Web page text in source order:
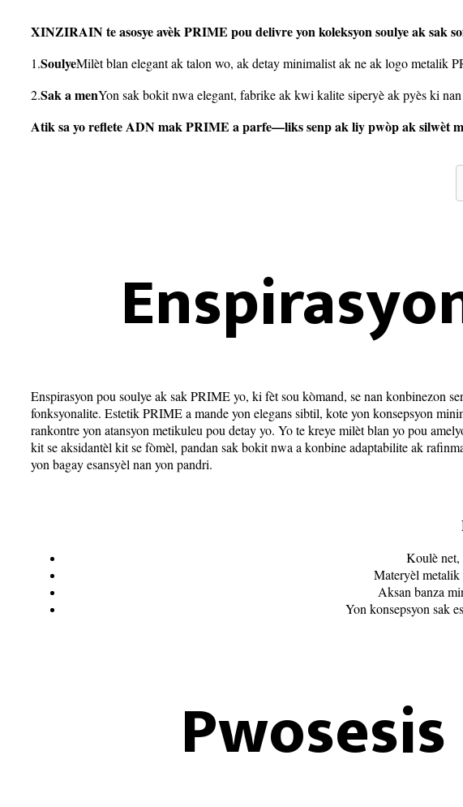
XINZIRAIN te asosye avèk PRIME pou delivre yon koleksyon soulye ak sak
1.SoulyeMilèt blan elegant ak talon wo, ak detay minimalist ak ne ak logo metalik
2.Sak a menYon sak bokit nwa elegant, fabrike ak kwi kalite siperyè ak pyès ki
Atik sa yo reflete ADN mak PRIME a parfe—liks senp ak liy pwòp ak silwèt
Enspirasyon pou soulye ak sak PRIME yo, ki fèt sou kòmand, se nan konbinezon
fonksyonalite. Estetik PRIME a mande yon elegans sibtil, kote yon konsepsyon
rankontre yon atansyon metikuleu pou detay yo. Yo te kreye milèt blan yo pou
kit se aksidantèl kit se fòmèl, pandan sak bokit nwa a konbine adaptabilite ak
yon bagay esansyèl nan yon pandri.
Koulè net,
Materyèl
Aksan banza
Yon konsepsyon sak